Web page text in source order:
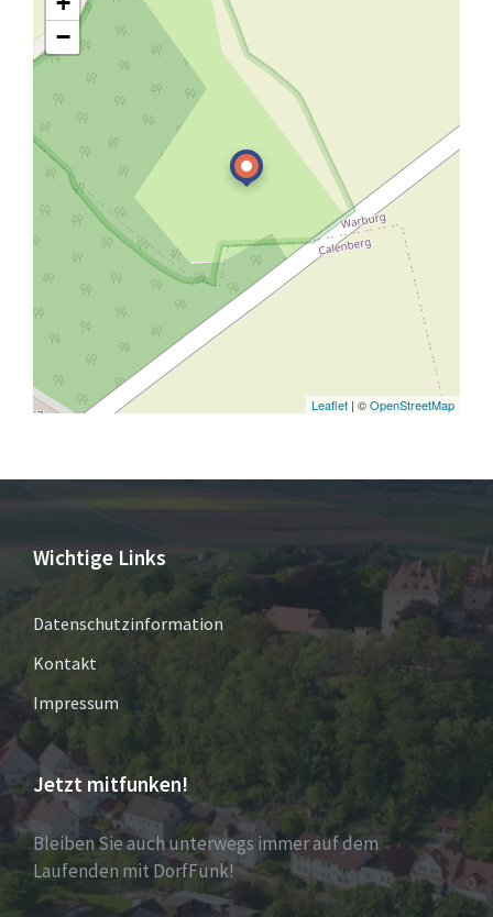
−
Leaflet | ©OpenStreetMap
Wichtige Links
Datenschutzinformation
Kontakt
Impressum
Jetzt mitfunken!
Bleiben Sie auch unterwegs immer auf dem
Laufenden mit DorfFunk!